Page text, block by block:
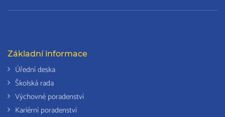
Základní informace
Úřední deska
Školská rada
Výchovné poradenství
Kariérní poradenství